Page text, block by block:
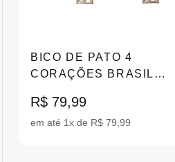
BICO DE PATO 4
CORAÇÕES BRASIL
R$ 79,99
em até 1x de R$ 79,99